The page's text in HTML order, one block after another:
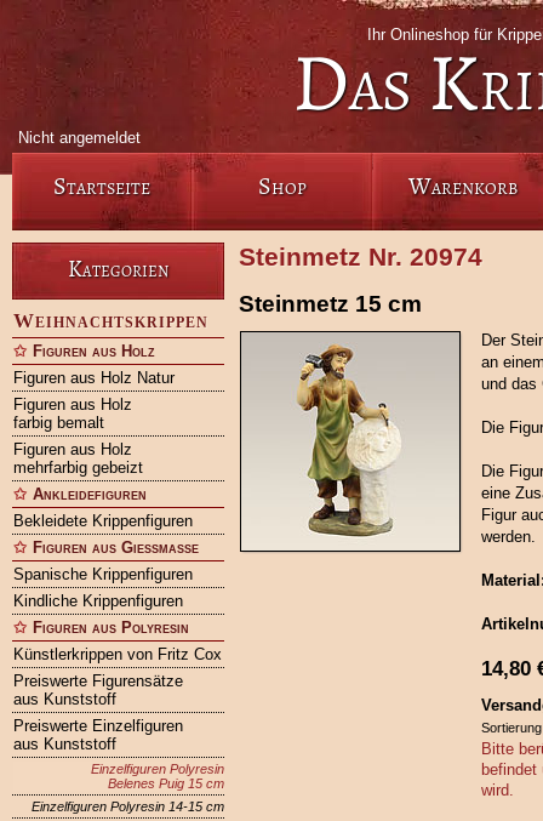
Ihr Onlineshop für
Das
Nicht angemeldet
Startseite Shop Warenkorb
Kategorien
Weihnachtskrippen
Figuren aus Holz
Figuren aus Holz Natur
Figuren aus Holz
farbig bemalt
Figuren aus Holz
mehrfarbig gebeizt
Ankleidefiguren
Bekleidete Krippenfiguren
Figuren aus Gießmasse
Spanische Krippenfiguren
Kindliche Krippenfiguren
Figuren aus Polyresin
Künstlerkrippen von Fritz Cox
Preiswerte Figurensätze
aus Kunststoff
Preiswerte Einzelfiguren
aus Kunststoff
Einzelfiguren Polyresin
Belenes Puig 15 cm
Einzelfiguren Polyresin 14-15 cm
Steinmetz Nr. 20974
Steinmetz 15 cm
Der
an
und das
Die
Die
eine
Figur
werden.
14,80
Bitte
wird.